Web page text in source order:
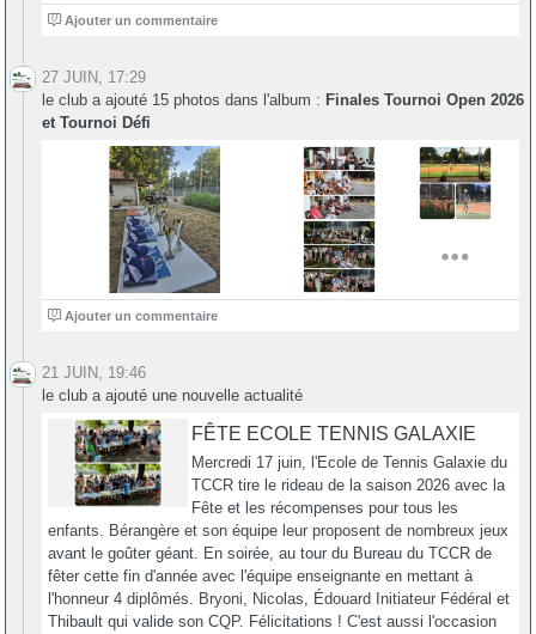
0 Ajouter un commentaire
27 JUIN, 17:29
le club a ajouté 15 photos dans l'album : Finales Tournoi Open 2026
et Tournoi Défi
0 Ajouter un commentaire
21 JUIN, 19:46
le club a ajouté une nouvelle actualité
FÊTE ECOLE TENNIS GALAXIE
Mercredi 17 juin, l'Ecole de Tennis Galaxie du
TCCR tire le rideau de la saison 2026 avec la
Fête et les récompenses pour tous les
enfants. Bérangère et son équipe leur proposent de nombreux jeux
avant le goûter géant. En soirée, au tour du Bureau du TCCR de
fêter cette fin d'année avec l'équipe enseignante en mettant à
l'honneur 4 diplômés. Bryoni, Nicolas, Édouard Initiateur Fédéral et
Thibault qui valide son CQP. Félicitations ! C'est aussi l'occasion